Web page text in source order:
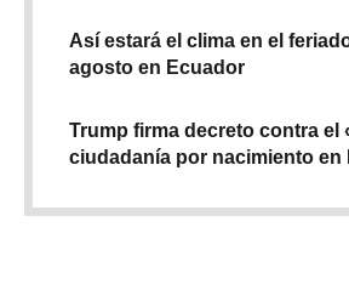
Así estará el clima en el
agosto en Ecuador
Trump firma decreto contra el
ciudadanía por nacimiento en